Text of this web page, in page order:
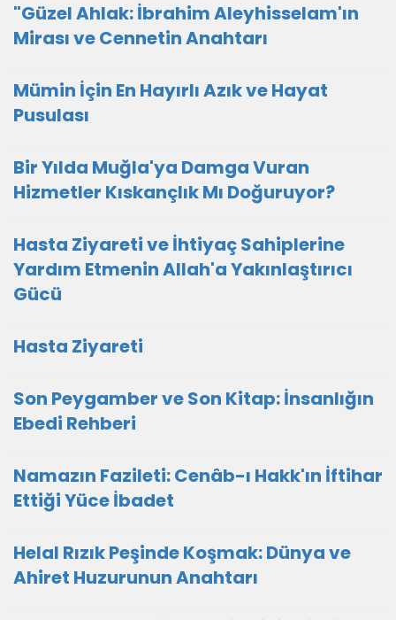
"Güzel Ahlak: İbrahim Aleyhisselam'ın
Mirası ve Cennetin Anahtarı
Mümin İçin En Hayırlı Azık ve Hayat
Pusulası
Bir Yılda Muğla'ya Damga Vuran
Hizmetler Kıskançlık Mı Doğuruyor?
Hasta Ziyareti ve İhtiyaç Sahiplerine
Yardım Etmenin Allah'a Yakınlaştırıcı
Gücü
Hasta Ziyareti
Son Peygamber ve Son Kitap: İnsanlığın
Ebedi Rehberi
Namazın Fazileti: Cenâb-ı Hakk'ın İftihar
Ettiği Yüce İbadet
Helal Rızık Peşinde Koşmak: Dünya ve
Ahiret Huzurunun Anahtarı